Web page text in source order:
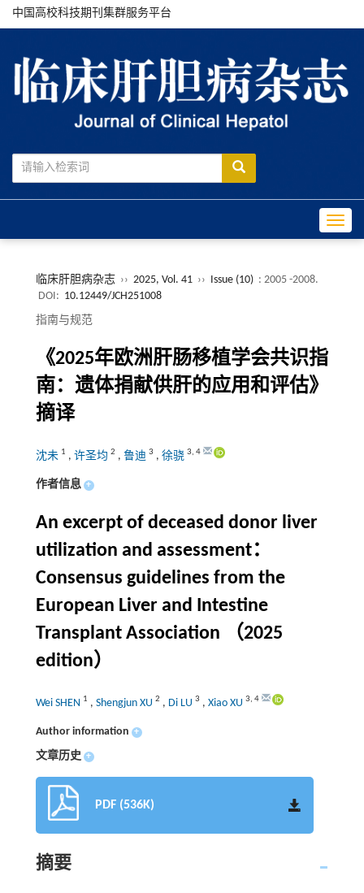
中国高校科技期刊集群服务平台
临床肝胆病杂志 ›› 2025, Vol. 41 ›› Issue (10) : 2005 -2008.
DOI: 10.12449/JCH251008
指南与规范
《2025年欧洲肝肠移植学会共识指
南：遗体捐献供肝的应用和评估》
摘译
沈未 1 , 许圣均 2 , 鲁迪 3 , 徐骁 3, 4
作者信息 +
An excerpt of deceased donor liver
utilization and assessment：
Consensus guidelines from the
European Liver and Intestine
Transplant Association （2025
edition）
Wei SHEN 1 , Shengjun XU 2 , Di LU 3 , Xiao XU 3, 4
Author information +
文章历史 +
PDF (536K)
摘要